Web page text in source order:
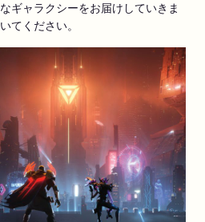
ギャラクシーをお届けしていきま
てください。